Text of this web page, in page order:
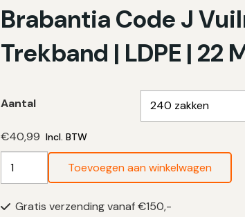
Brabantia Code J
Trekband | LDPE | 22
Aantal
€40,99 Incl. BTW
Brabantia
Code
Vuilniszakken
Toevoegen aan winkelwagen
Gratis verzending vanaf €150,-